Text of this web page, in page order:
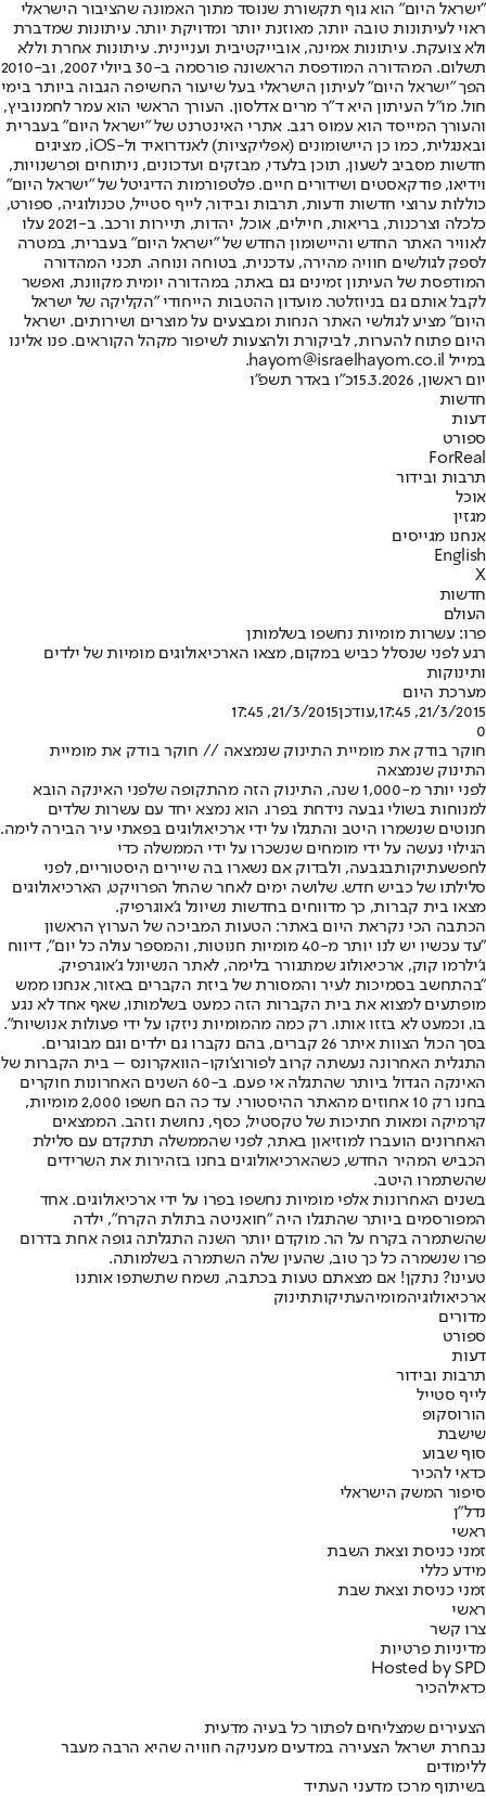
"ישראל היום" הוא גוף תקשורת שנוסד מתוך האמונה שהציבור הישראלי
ראוי לעיתונות טובה יותר, מאוזנת יותר ומדויקת יותר. עיתונות שמדברת
ולא צועקת. עיתונות אמינה, אובייקטיבית ועניינית. עיתונות אחרת וללא
תשלום. המהדורה המודפסת הראשונה פורסמה ב-30 ביולי 2007, וב-2010
הפך "ישראל היום" לעיתון הישראלי בעל שיעור החשיפה הגבוה ביותר בימי
חול. מו"ל העיתון היא ד"ר מרים אדלסון. העורך הראשי הוא עמר לחמנוביץ,
והעורך המייסד הוא עמוס רגב. אתרי האינטרנט של "ישראל היום" בעברית
ובאנגלית, כמו כן היישומונים (אפליקציות) לאנדרואיד ול-iOS, מציגים
חדשות מסביב לשעון, תוכן בלעדי, מבזקים ועדכונים, ניתוחים ופרשנויות,
וידיאו, פודקאסטים ושידורים חיים. פלטפורמות הדיגיטל של "ישראל היום"
כוללות ערוצי חדשות ודעות, תרבות ובידור, לייף סטייל, טכנולוגיה, ספורט,
כלכלה וצרכנות, בריאות, חיילים, אוכל, יהדות, תיירות ורכב. ב-2021 עלו
לאוויר האתר החדש והיישומון החדש של "ישראל היום" בעברית, במטרה
לספק לגולשים חוויה מהירה, עדכנית, בטוחה ונוחה. תכני המהדורה
המודפסת של העיתון זמינים גם באתר, במהדורה יומית מקוונת, ואפשר
לקבל אותם גם בניוזלטר. מועדון ההטבות הייחודי "הקליקה של ישראל
היום" מציע לגולשי האתר הנחות ומבצעים על מוצרים ושירותים. ישראל
היום פתוח להערות, לביקורת ולהצעות לשיפור מקהל הקוראים. פנו אלינו
במייל hayom@israelhayom.co.il.
יום ראשון, 15.3.2026
כ"ו באדר תשפ"ו
חדשות
דעות
ספורט
ForReal
תרבות ובידור
אוכל
מגזין
אנחנו מגייסים
English
X
חדשות
העולם
פרו: עשרות מומיות נחשפו בשלמותן
רגע לפני שנסלל כביש במקום, מצאו הארכיאולוגים מומיות של ילדים
ותינוקות
מערכת היום
21/3/2015, 17:45
,עודכן21/3/2015, 17:45
0
חוקר בודק את מומיית התינוק שנמצאה // חוקר בודק את מומיית
התינוק שנמצאה
לפני יותר מ-1,000 שנה, התינוק הזה מהתקופה שלפני האינקה הובא
למנוחות בשולי גבעה נידחת בפרו. הוא נמצא יחד עם עשרות שלדים
חנוטים שנשמרו היטב והתגלו על ידי ארכיאולוגים בפאתי עיר הבירה לימה.
הגילוי נעשה על ידי מומחים שנשכרו על ידי הממשלה כדי
לחפשעתיקותבגבעה, ולבדוק אם נשארו בה שיירים היסטוריים, לפני
סלילתו של כביש חדש. שלושה ימים לאחר שהחל הפרויקט, הארכיאולוגים
מצאו בית קברות, כך מדווחים בחדשות נשיונל ג'אוגרפיק.
הכתבה הכי נקראת היום באתר: הטעות המביכה של הערוץ הראשון
"עד עכשיו יש לנו יותר מ-40 מומיות חנוטות, והמספר עולה כל יום", דיווח
ג'ילרמו קוק, ארכיאולוג שמתגורר בלימה, לאתר הנשיונל ג'אוגרפיק.
"בהתחשב בסמיכות לעיר והמסורת של ביזת הקברים באזור, אנחנו ממש
מופתעים למצוא את בית הקברות הזה כמעט בשלמותו, שאף אחד לא נגע
בו, וכמעט לא בזזו אותו. רק כמה מהמומיות ניזקו על ידי פעולות אנושיות".
בסך הכול הצוות איתר 26 קברים, בהם נקברו גם ילדים וגם מבוגרים.
התגלית האחרונה נעשתה קרוב לפורוצ'וקו-הוואקרונס – בית הקברות של
האינקה הגדול ביותר שהתגלה אי פעם. ב-60 השנים האחרונות חוקרים
בחנו רק 10 אחוזים מהאתר ההיסטורי. עד כה הם חשפו 2,000 מומיות,
קרמיקה ומאות חתיכות של טקסטיל, כסף, נחושת וזהב. הממצאים
האחרונים הועברו למוזיאון באתר, לפני שהממשלה תתקדם עם סלילת
הכביש המהיר החדש, כשהארכיאולוגים בחנו בזהירות את השרידים
שהשתמרו היטב.
בשנים האחרונות אלפי מומיות נחשפו בפרו על ידי ארכיאולוגים. אחד
המפורסמים ביותר שהתגלו היה "חואניטה בתולת הקרח", ילדה
שהשתמרה בקרח על הר. מוקדם יותר השנה התגלתה גופה אחת בדרום
פרו שנשמרה כל כך טוב, שהעין שלה השתמרה בשלמותה.
טעינו? נתקן! אם מצאתם טעות בכתבה, נשמח שתשתפו אותנו
ארכיאולוגיהמומיהעתיקותתינוק
מדורים
ספורט
דעות
תרבות ובידור
לייף סטייל
הורוסקופ
שישבת
סוף שבוע
כדאי להכיר
סיפור המשק הישראלי
נדל"ן
ראשי
זמני כניסת וצאת השבת
מידע כללי
זמני כניסת וצאת שבת
ראשי
צרו קשר
מדיניות פרטיות
Hosted by SPD
כדאילהכיר
הצעירים שמצליחים לפתור כל בעיה מדעית
נבחרת ישראל הצעירה במדעים מעניקה חוויה שהיא הרבה מעבר
ללימודים
בשיתוף מרכז מדעני העתיד